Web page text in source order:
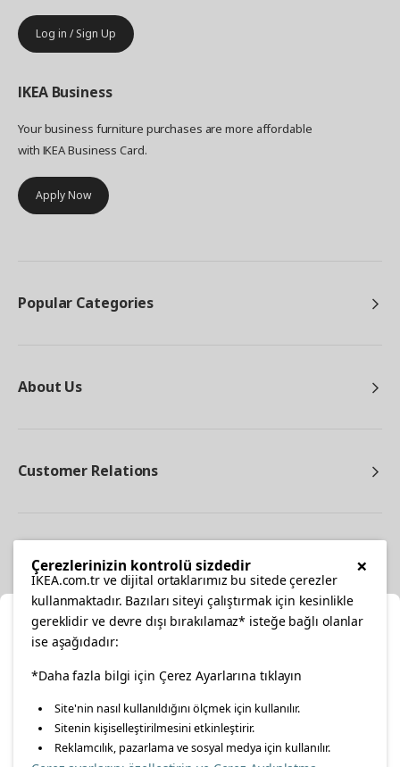
Log in / Sign Up
IKEA Business
Your business furniture purchases are more affordable
with IKEA Business Card.
Apply Now
Popular Categories
About Us
Customer Relations
facebooktwitterinstagrampinterestyoutube
linkedin
Select Location
Please select to see the content specific to your delivery
location for your orders from Online Store.
×
Çerezlerinizin kontrolü sizdedir
IKEA.com.tr ve dijital ortaklarımız bu sitede çerezler
kullanmaktadır. Bazıları siteyi çalıştırmak için kesinlikle
gereklidir ve devre dışı bırakılamaz* isteğe bağlı olanlar
ise aşağıdadır:
*Daha fazla bilgi için Çerez Ayarlarına tıklayın
Site'nin nasıl kullanıldığını ölçmek için kullanılır.
Sitenin kişiselleştirilmesini etkinleştirir.
Reklamcılık, pazarlama ve sosyal medya için kullanılır.